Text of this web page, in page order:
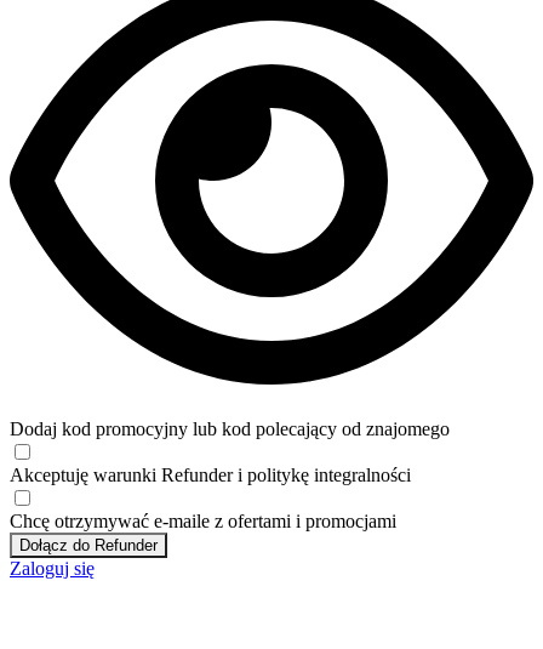
Dodaj kod promocyjny lub kod polecający od znajomego
Akceptuję warunki Refunder i politykę integralności
Chcę otrzymywać e-maile z ofertami i promocjami
Dołącz do Refunder
Zaloguj się